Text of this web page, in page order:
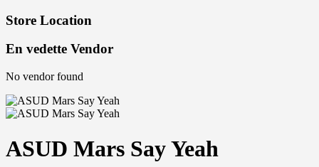
Store Location
En vedette Vendor
No vendor found
ASUD Mars Say Yeah